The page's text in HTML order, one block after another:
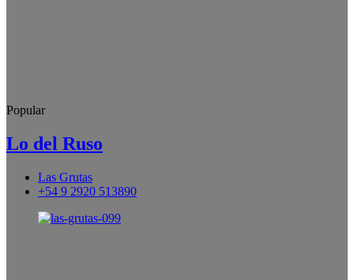
Popular
Lo del Ruso
Las Grutas
+54 9 2920 513890